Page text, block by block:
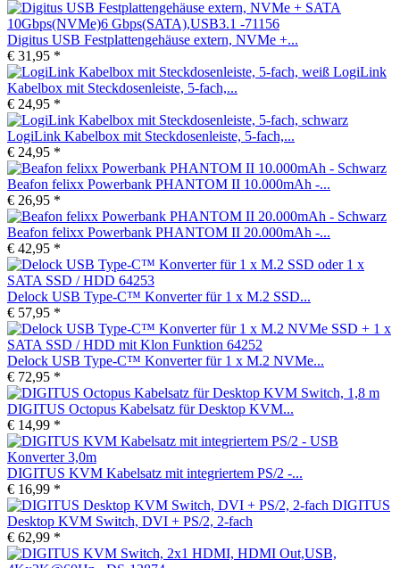
Digitus USB Festplattengehäuse extern, NVMe +...
€ 31,95 *
LogiLink
Kabelbox mit Steckdosenleiste, 5-fach,...
€ 24,95 *
LogiLink Kabelbox mit Steckdosenleiste, 5-fach,...
€ 24,95 *
Beafon felixx Powerbank PHANTOM II 10.000mAh -...
€ 26,95 *
Beafon felixx Powerbank PHANTOM II 20.000mAh -...
€ 42,95 *
Delock USB Type-C™ Konverter für 1 x M.2 SSD...
€ 57,95 *
Delock USB Type-C™ Konverter für 1 x M.2 NVMe...
€ 72,95 *
DIGITUS Octopus Kabelsatz für Desktop KVM...
€ 14,99 *
DIGITUS KVM Kabelsatz mit integriertem PS/2 -...
€ 16,99 *
DIGITUS
Desktop KVM Switch, DVI + PS/2, 2-fach
€ 62,99 *